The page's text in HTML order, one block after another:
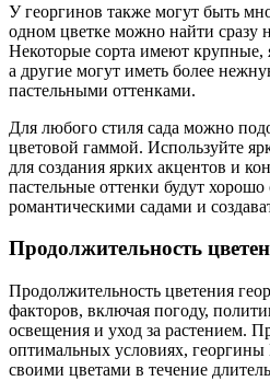
У георгинов также могут быть
одном цветке можно найти сразу
Некоторые сорта имеют крупные,
а другие могут иметь более
пастельными оттенками.
Для любого стиля сада можно
цветовой гаммой. Используйте
для создания ярких акцентов и
пастельные оттенки будут хорошо
романтическими садами и
Продолжительность
Продолжительность цветения
факторов, включая погоду,
освещения и уход за растением.
оптимальных условиях, георгины
своими цветами в течение